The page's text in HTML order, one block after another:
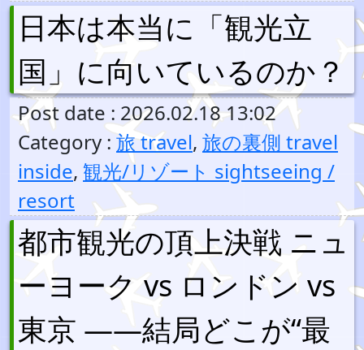
日本は本当に「観光立
国」に向いているのか？
Post date : 2026.02.18 13:02
Category : 旅 travel, 旅の裏側 travel
inside, 観光/リゾート sightseeing /
resort
都市観光の頂上決戦 ニュ
ーヨーク vs ロンドン vs
東京 ――結局どこが“最